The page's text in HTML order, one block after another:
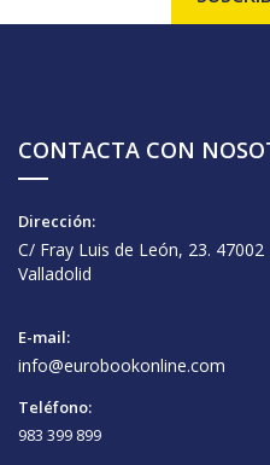
CONTACTA CON
Dirección:
C/ Fray Luis de León, 23. 47002
Valladolid
E-mail:
info@eurobookonline.com
Teléfono:
983 399 899